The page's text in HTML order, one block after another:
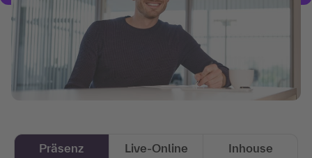
Präsenz Live-Online Inhouse